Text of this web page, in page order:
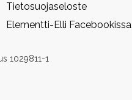
Tietosuojaseloste
Elementti-Elli Facebookissa
1029811-1